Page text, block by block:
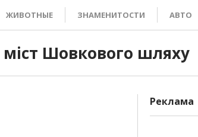
ЖИВОТНЫЕ ЗНАМЕНИТОСТИ АВТО
Шовкового шляху
Реклама